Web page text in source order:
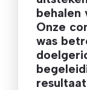
behalen
Onze
was